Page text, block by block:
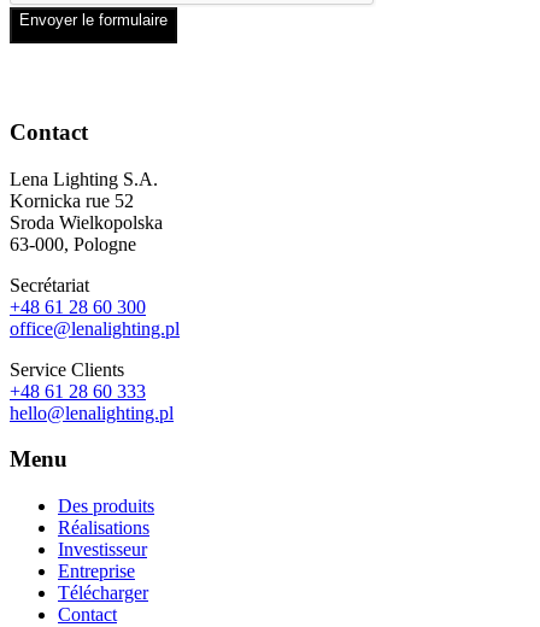
Envoyer le formulaire
Contact
Lena Lighting S.A.
Kornicka rue 52
Sroda Wielkopolska
63-000, Pologne
Secrétariat
+48 61 28 60 300
office@lenalighting.pl
Service Clients
+48 61 28 60 333
hello@lenalighting.pl
Menu
Des produits
Réalisations
Investisseur
Entreprise
Télécharger
Contact